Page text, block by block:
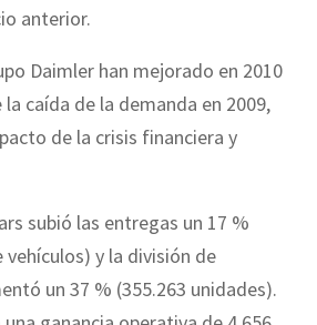
anterior.
Daimler han mejorado en 2010
caída de la demanda en 2009,
de la crisis financiera y
subió las entregas un 17 %
vehículos) y la división de
un 37 % (355.263 unidades).